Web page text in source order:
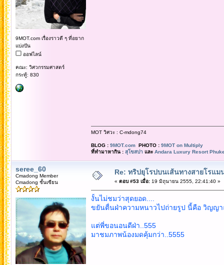
9MOT.com เรื่องราวดี ๆ ที่อยาก
แบ่งปัน
ออฟไลน์
คณะ: วิศวกรรมศาสตร์
กระทู้: 830
MOT วิศวะ : C-mdong74
BLOG : 9MOT.comPHOTO : 9MOT on Multiply
ที่ทำมาหากิน : สุโขสปา และ Andara Luxury Resort
seree_60
Cmadong Member
Cmadong ชั้นเซียน
Re: ทริปยุโรปบนเส้นทางสายโรแม
« ตอบ #53 เมื่อ:19 มิถุนายน 2555, 22:41:40 »
งั้นไม่ชมว่าสุดยอด....
ขยันตื่นฝ่าความหนาวไปถ่ายรูป นี้คือ วิญญ
แต่พี่ขอนอนดีฝ่า..555
มาชมภาพน้องมดคุ้มกว่า..5555